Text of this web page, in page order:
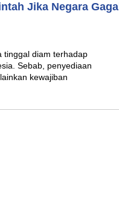
Jika Negara Gagal
tinggal diam terhadap
Sebab, penyediaan
kewajiban